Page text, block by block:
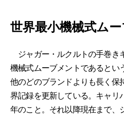
世界最小機械式ム
ジャガー・ルクルトの手巻き
機械式ムーブメントであるとい
他のどのブランドよりも長く保
界記録を更新している。キャリ
年のこと。それ以降現在まで、